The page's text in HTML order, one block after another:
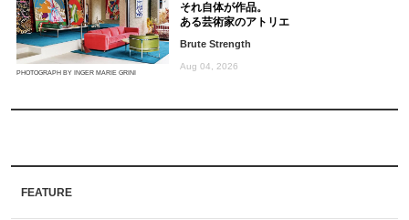
PHOTOGRAPH BY INGER MARIE GRINI
それ自体が作品。
ある芸術家のアトリエ
Brute Strength
Aug 04, 2026
FEATURE